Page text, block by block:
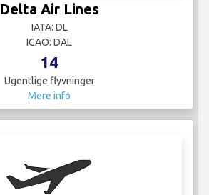
Delta Air Lines
IATA: DL
ICAO: DAL
14
Ugentlige flyvninger
Mere info